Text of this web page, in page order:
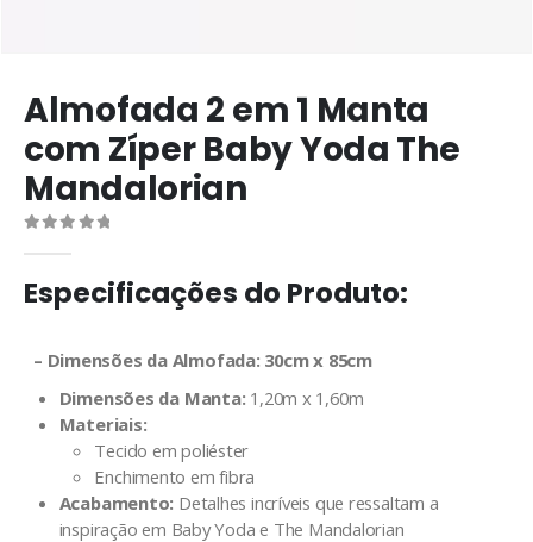
Almofada 2 em 1 Manta
com Zíper Baby Yoda The
Mandalorian
Especificações do Produto:
– Dimensões da Almofada: 30cm x 85cm
Dimensões da Manta: 1,20m x 1,60m
Materiais:
Tecido em poliéster
Enchimento em fibra
Acabamento: Detalhes incríveis que ressaltam a
inspiração em Baby Yoda e The Mandalorian